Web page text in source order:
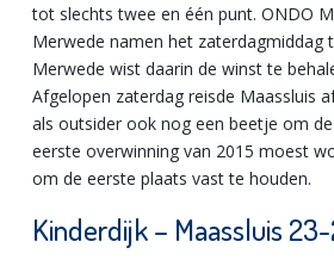
tot slechts twee en één punt. ONDO
Merwede namen het zaterdagmiddag
Merwede wist daarin de winst te
Afgelopen zaterdag reisde Maassluis
als outsider ook nog een beetje om
eerste overwinning van 2015 moest
om de eerste plaats vast te houden.
Kinderdijk – Maassluis